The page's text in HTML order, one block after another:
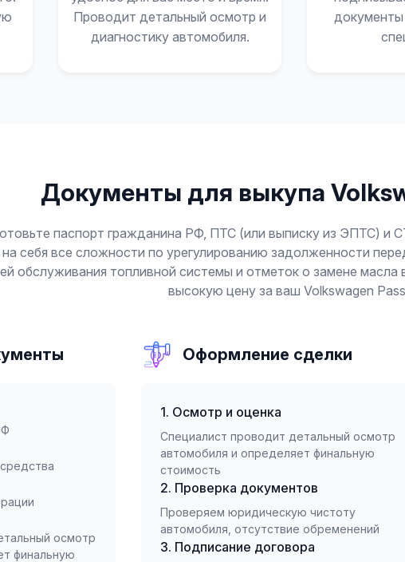
Проводит детальный осмотр и
диагностику автомобиля.
Документы для выкупа
паспорт гражданина РФ, ПТС (или выписку из ЭПТС) и
себя все сложности по урегулированию задолженности
обслуживания топливной системы и отметок о замене
высокую цену за ваш Volkswagen
осмотр
финальную
Оформление сделки
1. Осмотр и оценка
Специалист проводит детальный осмотр
автомобиля и определяет финальную
стоимость
2. Проверка документов
Проверяем юридическую чистоту
автомобиля, отсутствие обременений
3. Подписание договора